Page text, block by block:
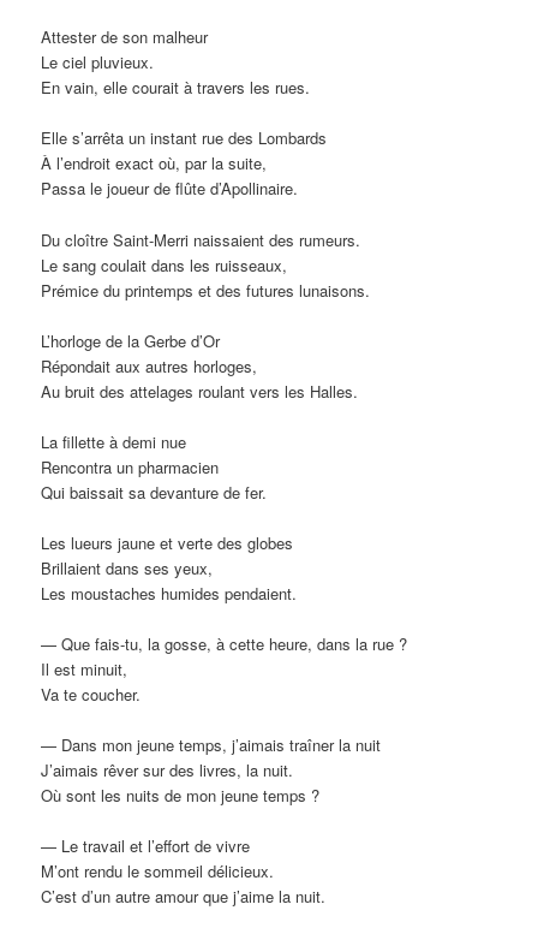
Attester de son malheur
Le ciel pluvieux.
En vain, elle courait à travers les rues.
Elle s’arrêta un instant rue des Lombards
À l’endroit exact où, par la suite,
Passa le joueur de flûte d’Apollinaire.
Du cloître Saint-Merri naissaient des rumeurs.
Le sang coulait dans les ruisseaux,
Prémice du printemps et des futures lunaisons.
L’horloge de la Gerbe d’Or
Répondait aux autres horloges,
Au bruit des attelages roulant vers les Halles.
La fillette à demi nue
Rencontra un pharmacien
Qui baissait sa devanture de fer.
Les lueurs jaune et verte des globes
Brillaient dans ses yeux,
Les moustaches humides pendaient.
— Que fais-tu, la gosse, à cette heure, dans la rue ?
Il est minuit,
Va te coucher.
— Dans mon jeune temps, j’aimais traîner la nuit
J’aimais rêver sur des livres, la nuit.
Où sont les nuits de mon jeune temps ?
— Le travail et l’effort de vivre
M’ont rendu le sommeil délicieux.
C’est d’un autre amour que j’aime la nuit.